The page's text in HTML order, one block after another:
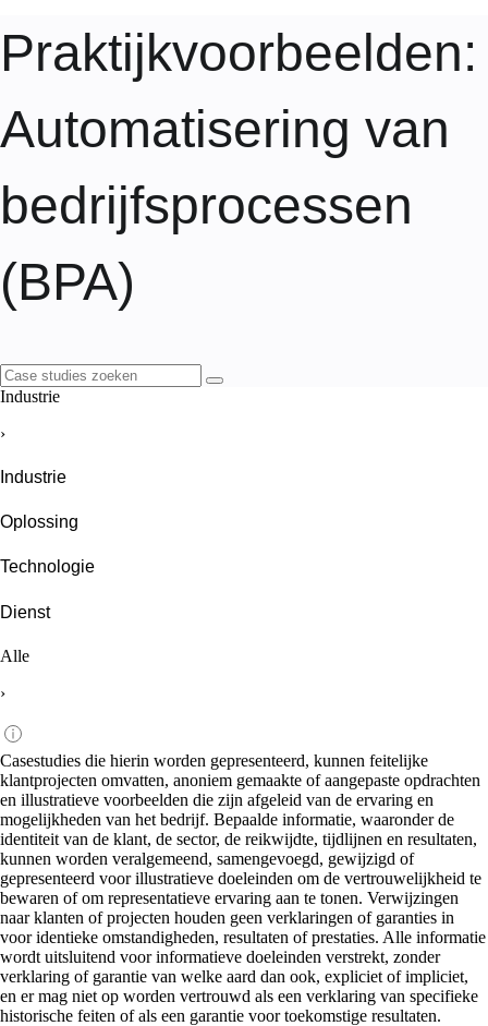
Praktijkvoorbeelden:
Automatisering van
bedrijfsprocessen
(BPA)
Industrie
›
Industrie
Oplossing
Technologie
Dienst
Alle
›
Casestudies die hierin worden gepresenteerd, kunnen feitelijke
klantprojecten omvatten, anoniem gemaakte of aangepaste opdrachten
en illustratieve voorbeelden die zijn afgeleid van de ervaring en
mogelijkheden van het bedrijf. Bepaalde informatie, waaronder de
identiteit van de klant, de sector, de reikwijdte, tijdlijnen en resultaten,
kunnen worden veralgemeend, samengevoegd, gewijzigd of
gepresenteerd voor illustratieve doeleinden om de vertrouwelijkheid te
bewaren of om representatieve ervaring aan te tonen. Verwijzingen
naar klanten of projecten houden geen verklaringen of garanties in
voor identieke omstandigheden, resultaten of prestaties. Alle informatie
wordt uitsluitend voor informatieve doeleinden verstrekt, zonder
verklaring of garantie van welke aard dan ook, expliciet of impliciet,
en er mag niet op worden vertrouwd als een verklaring van specifieke
historische feiten of als een garantie voor toekomstige resultaten.